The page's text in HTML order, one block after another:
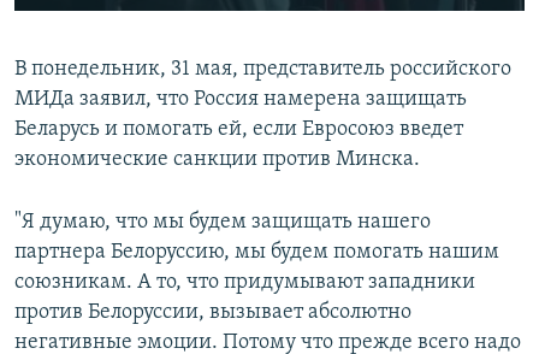
Auto 240p 360p 480p
720p 1080p
360p
480p
В понедельник, 31 мая, представитель российского
МИДа заявил, что Россия намерена защищать
Беларусь и помогать ей, если Евросоюз введет
экономические санкции против Минска.
"Я думаю, что мы будем защищать нашего
партнера Белоруссию, мы будем помогать нашим
союзникам. А то, что придумывают западники
против Белоруссии, вызывает абсолютно
негативные эмоции. Потому что прежде всего надо